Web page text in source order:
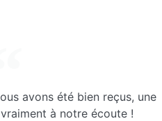
avons été bien reçus, une
à notre écoute !